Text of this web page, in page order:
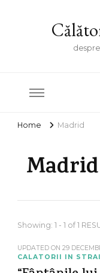
Home Madrid
Madrid
Showing: 1 - 1 of 1
UPDATED ON 29
CALATORII IN